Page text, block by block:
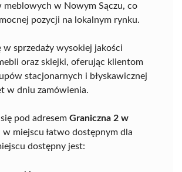
meblowych w Nowym Sączu, co
pozycji na lokalnym rynku.
w sprzedaży wysokiej jakości
oraz sklejki, oferując klientom
stacjonarnych i błyskawicznej
w dniu zamówienia.
pod adresem Graniczna 2 w
w miejscu łatwo dostępnym dla
dostępny jest: